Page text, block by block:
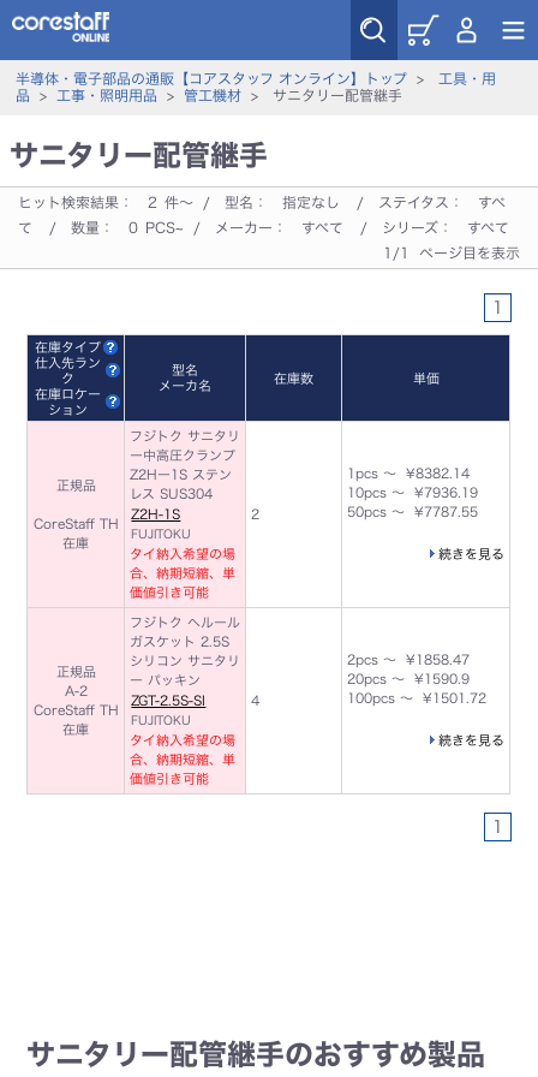
半導体・電子部品の通販【コアスタッフ オンライン】トップ>
工具・用
品 > 工事・照明用品 > 管工機材> サニタリー配管継手
サニタリー配管継手
ヒット検索結果： 2 件～ / 型名： 指定なし / ステイタス：
すべ
て
/ 数量： 0 PCS~ / メーカー： すべて / シリーズ：
すべて
1/1 ページ目を表示
1
在庫タイプ
仕入先ラン
ク
在庫ロケー
ション
型名
メーカ名
在庫数 単価
正規品
CoreStaff TH
在庫
フジトク サニタリ
ー中高圧クランプ
Z2Hー1S ステン
レス SUS304
Z2H-1S
FUJITOKU
タイ納入希望の場
合、納期短縮、単
価値引き可能
2
1pcs ～ ¥8382.14
10pcs ～ ¥7936.19
50pcs ～ ¥7787.55
続きを見る
正規品
A-2
CoreStaff TH
在庫
フジトク ヘルール
ガスケット 2.5S
シリコン サニタリ
ー パッキン
ZGT-2.5S-SI
FUJITOKU
タイ納入希望の場
合、納期短縮、単
価値引き可能
4
2pcs ～ ¥1858.47
20pcs ～ ¥1590.9
100pcs ～ ¥1501.72
続きを見る
1
サニタリー配管継手のおすすめ製品